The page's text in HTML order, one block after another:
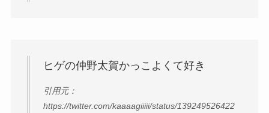
ヒゲの仲野太賀かっこよくて好き
引用元：
https://twitter.com/kaaaagiiiii/status/139249526422